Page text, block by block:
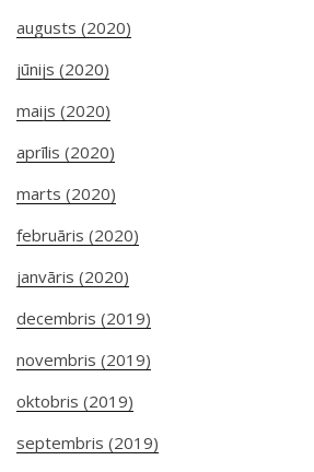
augusts (2020)
jūnijs (2020)
maijs (2020)
aprīlis (2020)
marts (2020)
februāris (2020)
janvāris (2020)
decembris (2019)
novembris (2019)
oktobris (2019)
septembris (2019)